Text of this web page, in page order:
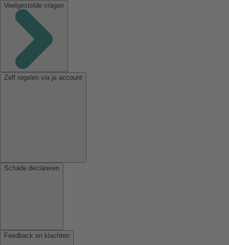
Veelgestelde vragen
Zelf regelen via je account
Schade declareren
Feedback en klachten